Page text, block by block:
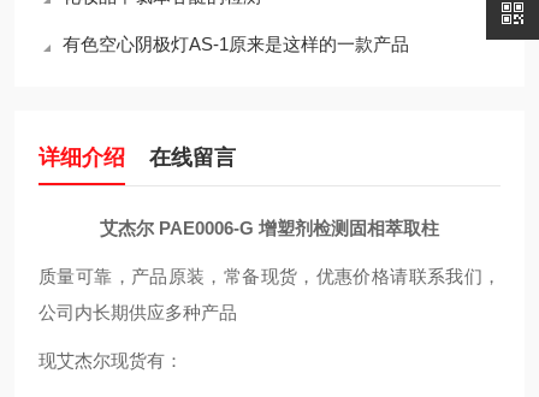
有色空心阴极灯AS-1原来是这样的一款产品
详细介绍 在线留言
艾杰尔 PAE0006-G 增塑剂检测固相萃取柱
质量可靠，产品原装，常备现货，优惠价格请联系我们，
公司内长期供应多种产品
现艾杰尔现货有：